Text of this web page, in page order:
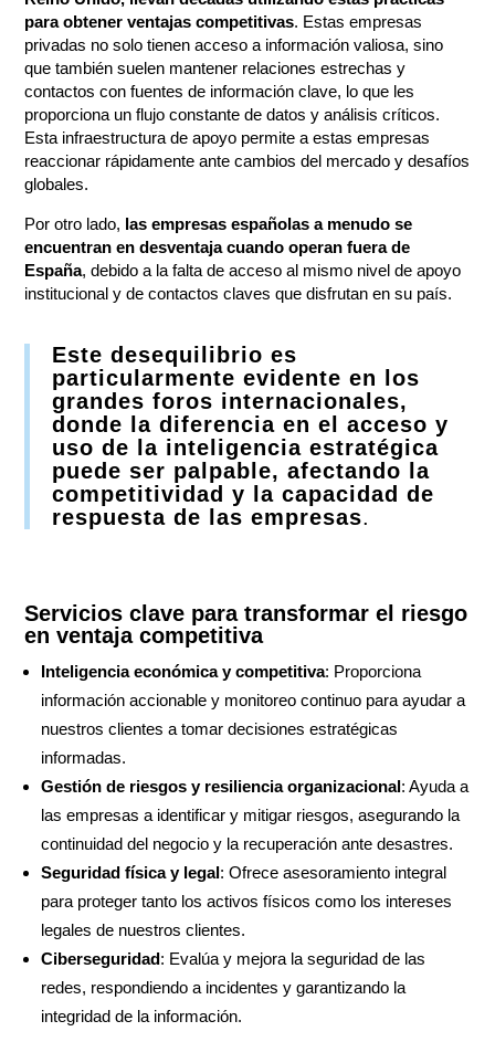
para obtener ventajas competitivas. Estas empresas
privadas no solo tienen acceso a información valiosa, sino
que también suelen mantener relaciones estrechas y
contactos con fuentes de información clave, lo que les
proporciona un flujo constante de datos y análisis críticos.
Esta infraestructura de apoyo permite a estas empresas
reaccionar rápidamente ante cambios del mercado y desafíos
globales.
Por otro lado, las empresas españolas a menudo se
encuentran en desventaja cuando operan fuera de
España, debido a la falta de acceso al mismo nivel de apoyo
institucional y de contactos claves que disfrutan en su país.
Este desequilibrio es
particularmente evidente en los
grandes foros internacionales,
donde la diferencia en el acceso y
uso de la inteligencia estratégica
puede ser palpable, afectando la
competitividad y la capacidad de
respuesta de las empresas.
Servicios clave para transformar el riesgo
en ventaja competitiva
Inteligencia económica y competitiva: Proporciona
información accionable y monitoreo continuo para ayudar a
nuestros clientes a tomar decisiones estratégicas
informadas.
Gestión de riesgos y resiliencia organizacional: Ayuda a
las empresas a identificar y mitigar riesgos, asegurando la
continuidad del negocio y la recuperación ante desastres.
Seguridad física y legal: Ofrece asesoramiento integral
para proteger tanto los activos físicos como los intereses
legales de nuestros clientes.
Ciberseguridad: Evalúa y mejora la seguridad de las
redes, respondiendo a incidentes y garantizando la
integridad de la información.